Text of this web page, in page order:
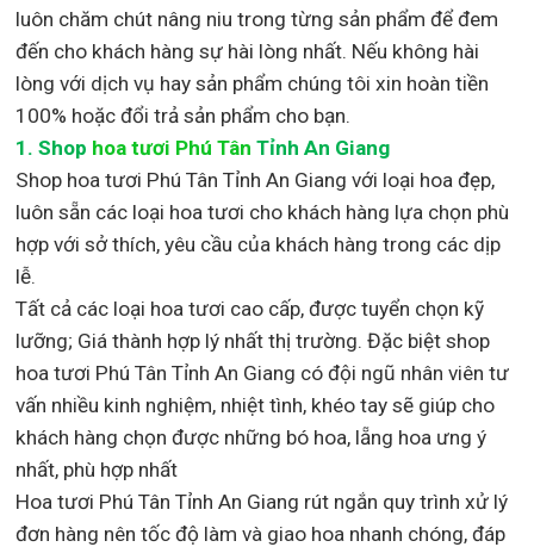
luôn chăm chút nâng niu trong từng sản phẩm để đem
đến cho khách hàng sự hài lòng nhất. Nếu không hài
lòng với dịch vụ hay sản phẩm chúng tôi xin hoàn tiền
100% hoặc đổi trả sản phẩm cho bạn.
1.Shop hoa tươi Phú Tân Tỉnh An Giang
Shop hoa tươi Phú Tân Tỉnh An Giang với loại hoa đẹp,
luôn sẵn các loại hoa tươi cho khách hàng lựa chọn phù
hợp với sở thích, yêu cầu của khách hàng trong các dịp
lễ.
Tất cả các loại hoa tươi cao cấp, được tuyển chọn kỹ
lưỡng; Giá thành hợp lý nhất thị trường. Đặc biệt shop
hoa tươi Phú Tân Tỉnh An Giang có đội ngũ nhân viên tư
vấn nhiều kinh nghiệm, nhiệt tình, khéo tay sẽ giúp cho
khách hàng chọn được những bó hoa, lẵng hoa ưng ý
nhất, phù hợp nhất
Hoa tươi Phú Tân Tỉnh An Giang rút ngắn quy trình xử lý
đơn hàng nên tốc độ làm và giao hoa nhanh chóng, đáp